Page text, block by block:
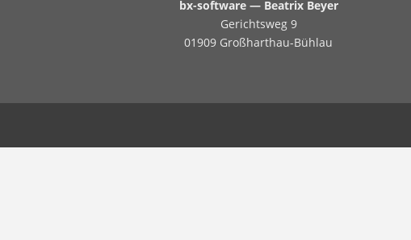
bx-software — Beatrix Beyer
Gerichtsweg 9
01909 Großharthau-Bühlau